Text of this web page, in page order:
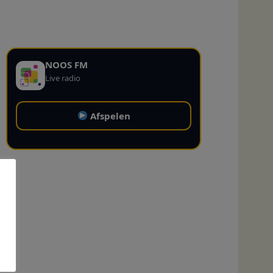
NOOS FM
Live radio
Afspelen